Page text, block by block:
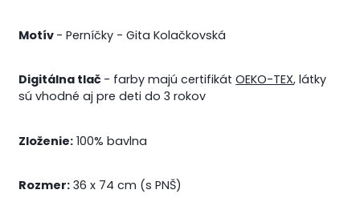
Motív - Perníčky - Gita Kolačkovská
Digitálna tlač - farby majú certifikátOEKO-TEX, látky
sú vhodné aj pre deti do 3 rokov
Zloženie: 100% bavlna
Rozmer: 36 x 74 cm (s PNŠ)